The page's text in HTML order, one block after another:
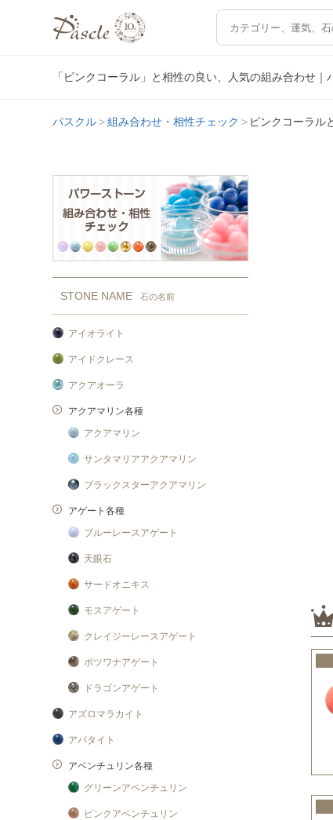
「ピンクコーラル」と相性の良い、人気の組み合わせ
パスクル 組み合わせ・相性チェック ピンクコーラル
STONE NAME 石の名前
アイオライト
アイドクレース
アクアオーラ
アクアマリン各種
アクアマリン
サンタマリアアクアマリン
ブラックスターアクアマリン
アゲート各種
ブルーレースアゲート
天眼石
サードオニキス
モスアゲート
クレイジーレースアゲート
ボツワナアゲート
ドラゴンアゲート
アズロマラカイト
アパタイト
アベンチュリン各種
グリーンアベンチュリン
ピンクアベンチュリン